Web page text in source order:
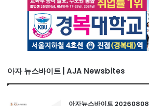
아자 뉴스바이트 | AJA Newsbites
아자뉴스바이트 20260808